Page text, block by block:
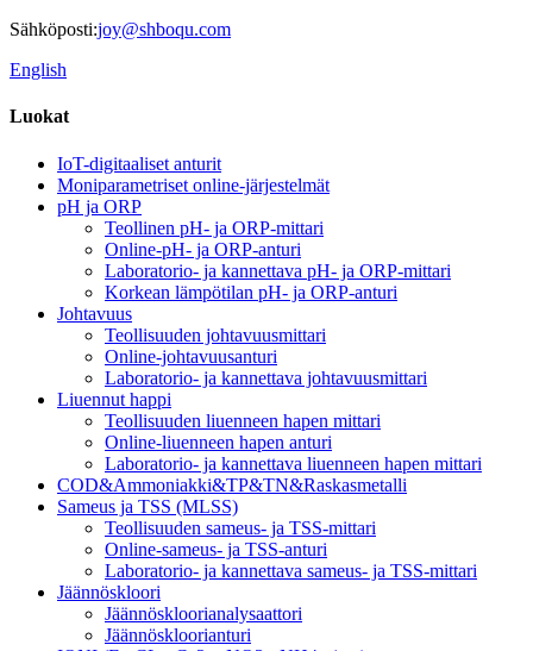
Sähköposti:joy@shboqu.com
English
Luokat
IoT-digitaaliset anturit
Moniparametriset online-järjestelmät
pH ja ORP
Teollinen pH- ja ORP-mittari
Online-pH- ja ORP-anturi
Laboratorio- ja kannettava pH- ja ORP-mittari
Korkean lämpötilan pH- ja ORP-anturi
Johtavuus
Teollisuuden johtavuusmittari
Online-johtavuusanturi
Laboratorio- ja kannettava johtavuusmittari
Liuennut happi
Teollisuuden liuenneen hapen mittari
Online-liuenneen hapen anturi
Laboratorio- ja kannettava liuenneen hapen mittari
COD&Ammoniakki&TP&TN&Raskasmetalli
Sameus ja TSS (MLSS)
Teollisuuden sameus- ja TSS-mittari
Online-sameus- ja TSS-anturi
Laboratorio- ja kannettava sameus- ja TSS-mittari
Jäännöskloori
Jäännöskloorianalysaattori
Jäännöskloorianturi